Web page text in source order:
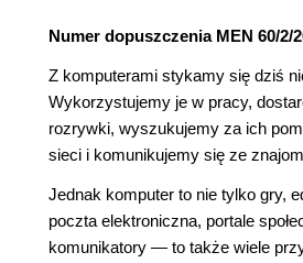
Numer dopuszczenia MEN 60/2/
Z komputerami stykamy się dziś
Wykorzystujemy je w pracy,
rozrywki, wyszukujemy za ich
sieci i komunikujemy się ze
Jednak komputer to nie tylko gry,
poczta elektroniczna, portale
komunikatory — to także wiele